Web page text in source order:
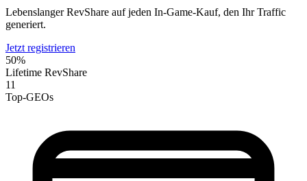
Lebenslanger RevShare auf jeden In-Game-Kauf, den Ihr Traffic
generiert.
Jetzt registrieren
50%
Lifetime RevShare
11
Top-GEOs